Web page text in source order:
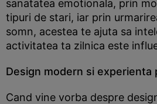
sanatatea emotionala, prin
tipuri de stari, iar prin
somn, acestea te ajuta sa
activitatea ta zilnica este
Design modern si experienta
Cand vine vorba despre